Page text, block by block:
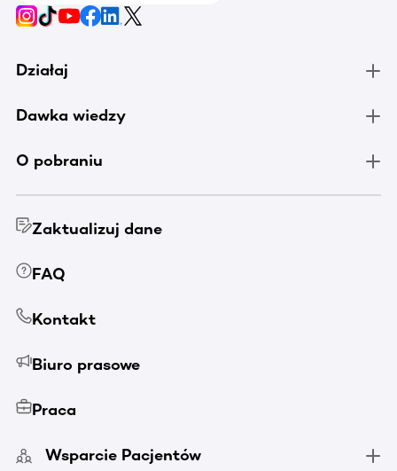
Działaj
Dawka wiedzy
O pobraniu
Zaktualizuj dane
FAQ
Kontakt
Biuro prasowe
Praca
Wsparcie Pacjentów